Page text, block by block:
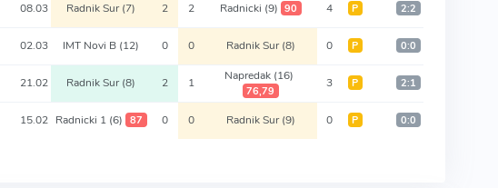
08.03 Radnik Sur(7) 2 2 Radnicki (9) 90 4 Р 2:2
02.03 IMT Novi B (12) 0 0 Radnik Sur(8) 0 Р 0:0
21.02 Radnik Sur(8) 2 1 Napredak (16)
76,79
3 Р 2:1
15.02 Radnicki 1 (6) 87 0 0 Radnik Sur(9) 0 Р 0:0